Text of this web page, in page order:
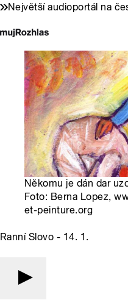
Největší audioportál na
Někomu je dán dar
Foto: Berna Lopez,
et-peinture.org
Ranní Slovo - 14. 1.